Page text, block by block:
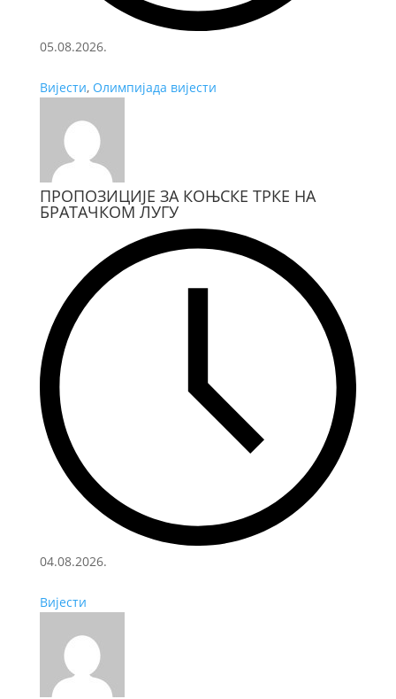
05.08.2026.
Вијести, Олимпијада вијести
ПРОПОЗИЦИЈЕ ЗА КОЊСКЕ ТРКЕ НА
БРАТАЧКОМ ЛУГУ
04.08.2026.
Вијести